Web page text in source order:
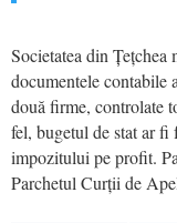
Societatea din Țețchea
documentele contabile
două firme, controlate
fel, bugetul de stat ar
impozitului pe profit.
Parchetul Curții de